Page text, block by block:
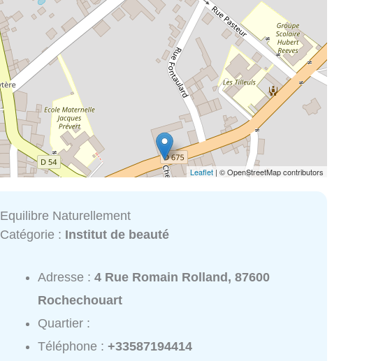
Leaflet | © OpenStreetMap contributors
Equilibre Naturellement
Catégorie : Institut de beauté
Adresse :4 Rue Romain Rolland, 87600
Rochechouart
Quartier :
Téléphone :+33587194414